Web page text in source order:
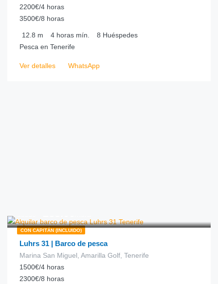
2200€/4 horas
3500€/8 horas
12.8 m 4 horas mín. 8 Huéspedes
Pesca en Tenerife
Ver detalles WhatsApp
CON CAPITÁN (INCLUIDO)
Luhrs 31 | Barco de pesca
Marina San Miguel, Amarilla Golf, Tenerife
1500€/4 horas
2300€/8 horas